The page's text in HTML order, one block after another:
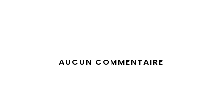
AUCUN COMMENTAIRE